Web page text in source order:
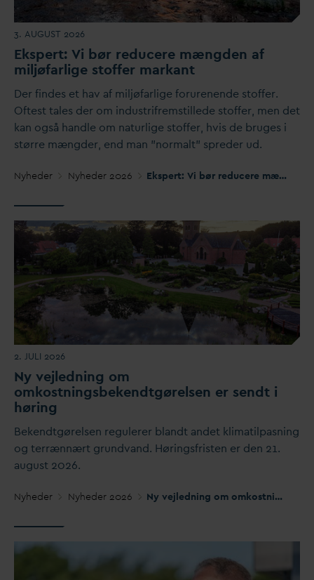
3. AUGUST 2026
Ekspert: Vi bør reducere mængden af
miljøfarlige stoffer markant
Der findes et hav af miljøfarlige forurenende stoffer.
Oftest tales der om industrifremstillede stoffer, men det
kan også handle om naturlige stoffer, hvis de bruges i
større mængder, end man ”normalt” spreder ud.
Nyheder Nyheder 2026 Ekspert: Vi bør reducere mængden af miljøfarlige stoffer markant
2. JULI 2026
Ny vejledning om
omkostningsbekendtgørelsen er sendt i
høring
Bekendtgørelsen regulerer blandt andet klimatilpasning
og terrænnært grundvand. Høringsfristen er den 21.
august 2026.
Nyheder Nyheder 2026 Ny vejledning om omkostningsbekendtgørelsen er sendt i høring